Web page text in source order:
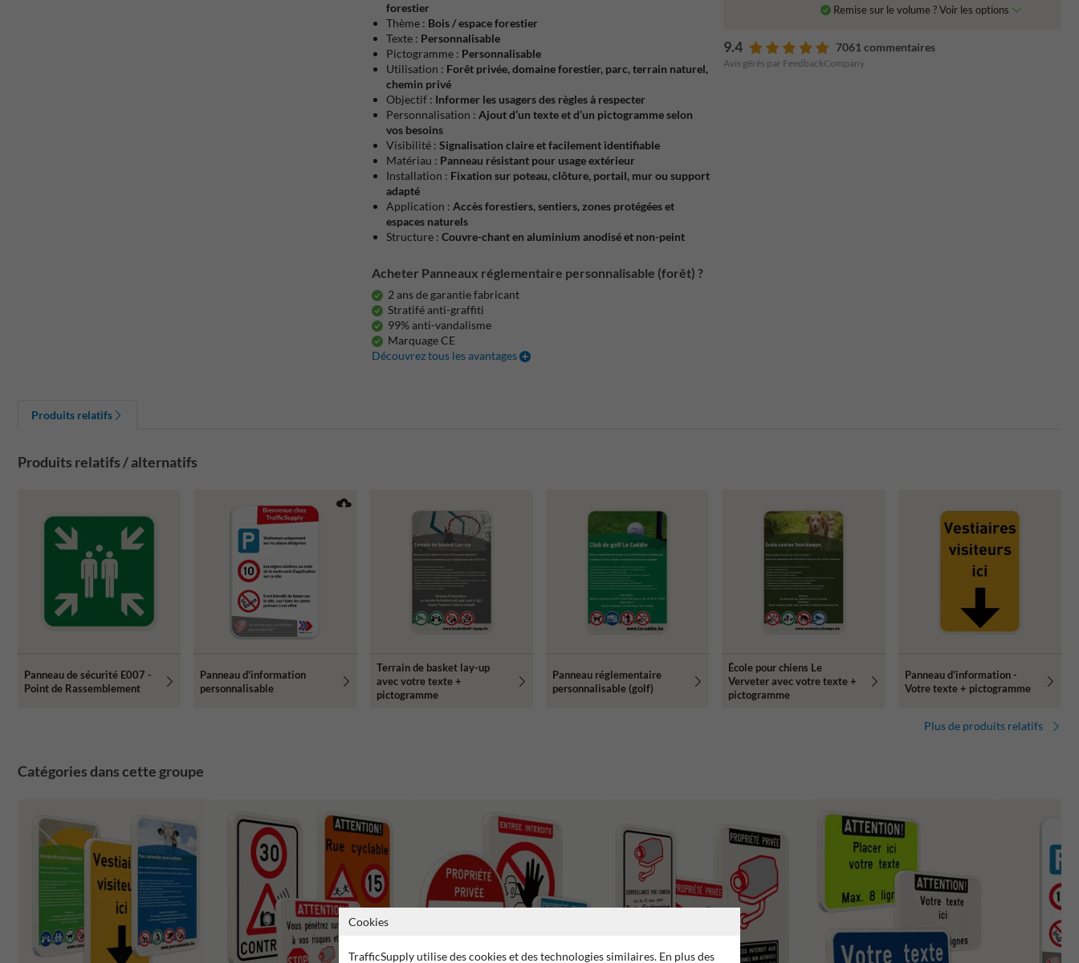
Remise sur le volume ? Voir les options
9.4 7061 commentaires
Avis gérés par FeedbackCompany
forestier
Thème : Bois / espace forestier
Texte : Personnalisable
Pictogramme : Personnalisable
Utilisation : Forêt privée, domaine forestier, parc, terrain naturel,
chemin privé
Objectif : Informer les usagers des règles à respecter
Personnalisation :Ajout d’un texte et d’un pictogramme selon
vos besoins
Visibilité :Signalisation claire et facilement identifiable
Matériau : Panneau résistant pour usage extérieur
Installation : Fixation sur poteau, clôture, portail, mur ou support
adapté
Application :Accès forestiers, sentiers, zones protégées et
espaces naturels
Structure :Couvre-chant en aluminium anodisé et non-peint
Acheter Panneaux réglementaire personnalisable (forêt) ?
2 ans de garantie fabricant
Stratifé anti-graffiti
99% anti-vandalisme
Marquage CE
Découvrez tous les avantages
Produits relatifs
Produits relatifs / alternatifs
Panneau de sécurité E007 -
Point de Rassemblement
Panneau d'information
personnalisable
Terrain de basket lay-up
avec votre texte +
pictogramme
Panneau réglementaire
personnalisable (golf)
École pour chiens Le
Verveter avec votre texte +
pictogramme
Panneau d'information -
Votre texte + pictogramme
Plus de produits relatifs
Catégories dans cette groupe
Cookies
TrafficSupply utilise des cookies et des technologies similaires. En plus des